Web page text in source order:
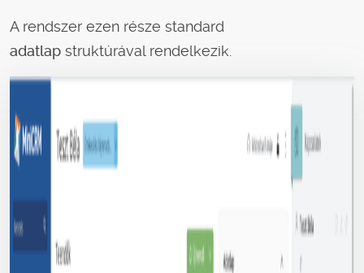
A rendszer ezen része standard
adatlap struktúrával rendelkezik.